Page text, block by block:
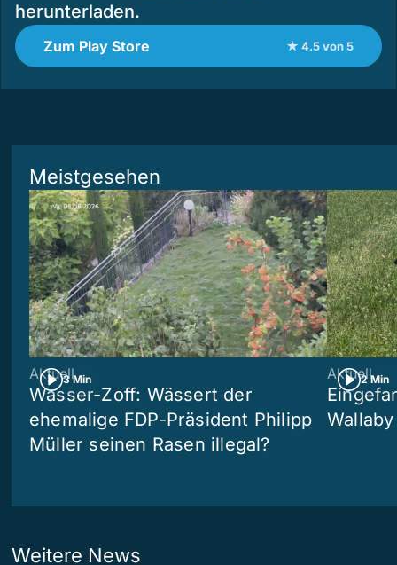
herunterladen.
Zum Play Store ★ 4.5 von 5
Meistgesehen
3 Min
Aktuell
Wasser-Zoff: Wässert der
ehemalige FDP-Präsident Philipp
Müller seinen Rasen illegal?
2 Min
Aktuell
Weitere News